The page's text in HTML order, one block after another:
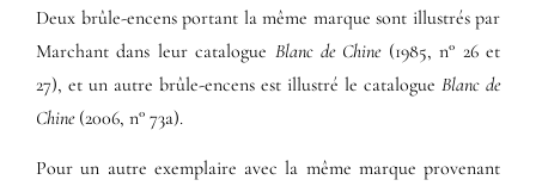
Deux brûle-encens portant la même marque sont illustrés par
Marchant dans leur catalogue Blanc de Chine(1985, n° 26 et
27), et un autre brûle-encens est illustré le catalogue Blanc de
Chine(2006, n° 73a).
Pour un autre exemplaire avec la même marque provenant